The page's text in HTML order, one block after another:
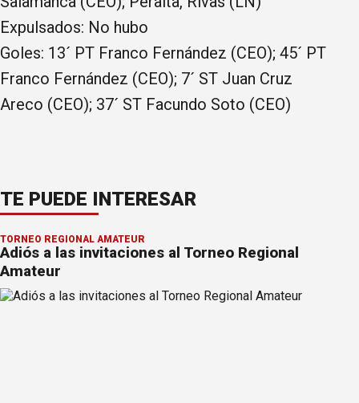
Expulsados: No hubo
Goles: 13´ PT Franco Fernández (CEO); 45´ PT
Franco Fernández (CEO); 7´ ST Juan Cruz
Areco (CEO); 37´ ST Facundo Soto (CEO)
TE PUEDE INTERESAR
TORNEO REGIONAL AMATEUR
Adiós a las invitaciones al Torneo Regional
Amateur